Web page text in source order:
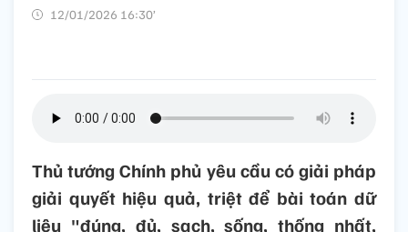
12/01/2026 16:30’
Thủ tướng Chính phủ yêu cầu có giải pháp
giải quyết hiệu quả, triệt để bài toán dữ
liệu "đúng, đủ, sạch, sống, thống nhất,